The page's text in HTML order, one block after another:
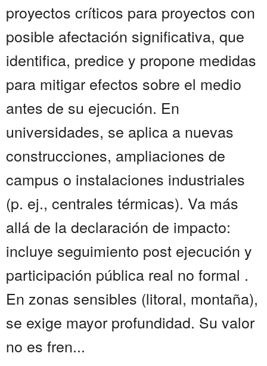
proyectos críticos para proyectos con
posible afectación significativa, que
identifica, predice y propone medidas
para mitigar efectos sobre el medio
antes de su ejecución. En
universidades, se aplica a nuevas
construcciones, ampliaciones de
campus o instalaciones industriales
(p. ej., centrales térmicas). Va más
allá de la declaración de impacto:
incluye seguimiento post ejecución y
participación pública real no formal .
En zonas sensibles (litoral, montaña),
se exige mayor profundidad. Su valor
no es fren...